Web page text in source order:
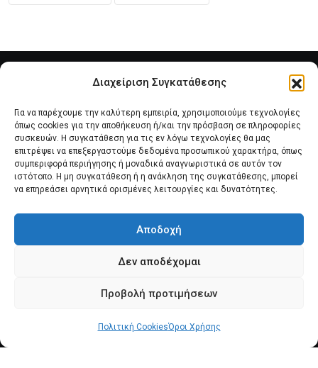
Διαχείριση Συγκατάθεσης
Για να παρέχουμε την καλύτερη εμπειρία, χρησιμοποιούμε τεχνολογίες
όπως cookies για την αποθήκευση ή/και την πρόσβαση σε πληροφορίες
συσκευών. Η συγκατάθεση για τις εν λόγω τεχνολογίες θα μας
επιτρέψει να επεξεργαστούμε δεδομένα προσωπικού χαρακτήρα, όπως
συμπεριφορά περιήγησης ή μοναδικά αναγνωριστικά σε αυτόν τον
ιστότοπο. Η μη συγκατάθεση ή η ανάκληση της συγκατάθεσης, μπορεί
να επηρεάσει αρνητικά ορισμένες λειτουργίες και δυνατότητες.
Αποδοχή
Δεν αποδέχομαι
Προβολή προτιμήσεων
Πολιτική CookiesΌροι Χρήσης
Αρχική Νέα του Συλλόγου Θέματα e-Magazino
Πολιτική Cookies (ΕΕ)
© 2025 pansypo.gr